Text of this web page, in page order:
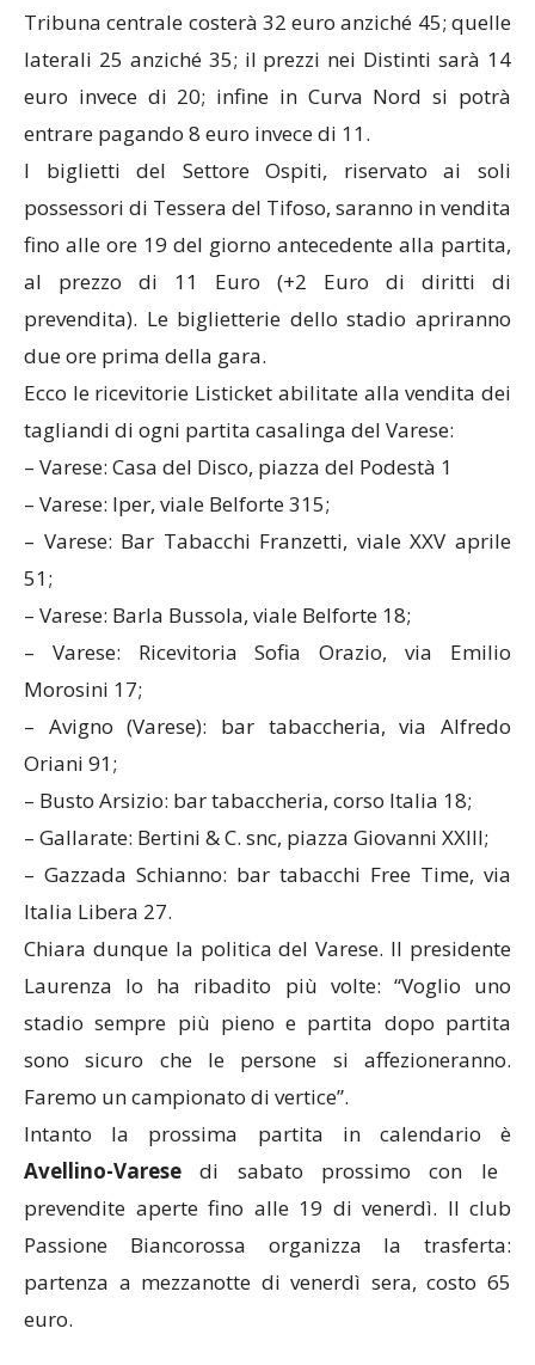
Tribuna centrale costerà 32 euro anziché 45; quelle
laterali 25 anziché 35; il prezzi nei Distinti sarà 14
euro invece di 20; infine in Curva Nord si potrà
entrare pagando 8 euro invece di 11.
I biglietti del Settore Ospiti, riservato ai soli
possessori di Tessera del Tifoso, saranno in vendita
fino alle ore 19 del giorno antecedente alla partita,
al prezzo di 11 Euro (+2 Euro di diritti di
prevendita). Le biglietterie dello stadio apriranno
due ore prima della gara.
Ecco le ricevitorie Listicket abilitate alla vendita dei
tagliandi di ogni partita casalinga del Varese:
– Varese: Casa del Disco, piazza del Podestà 1
– Varese: Iper, viale Belforte 315;
– Varese: Bar Tabacchi Franzetti, viale XXV aprile
51;
– Varese: Barla Bussola, viale Belforte 18;
– Varese: Ricevitoria Sofia Orazio, via Emilio
Morosini 17;
– Avigno (Varese): bar tabaccheria, via Alfredo
Oriani 91;
– Busto Arsizio: bar tabaccheria, corso Italia 18;
– Gallarate: Bertini & C. snc, piazza Giovanni XXIII;
– Gazzada Schianno: bar tabacchi Free Time, via
Italia Libera 27.
Chiara dunque la politica del Varese. Il presidente
Laurenza lo ha ribadito più volte: “Voglio uno
stadio sempre più pieno e partita dopo partita
sono sicuro che le persone si affezioneranno.
Faremo un campionato di vertice”.
Intanto la prossima partita in calendario è
Avellino-Varese di sabato prossimo con le
prevendite aperte fino alle 19 di venerdì. Il club
Passione Biancorossa organizza la trasferta:
partenza a mezzanotte di venerdì sera, costo 65
euro.